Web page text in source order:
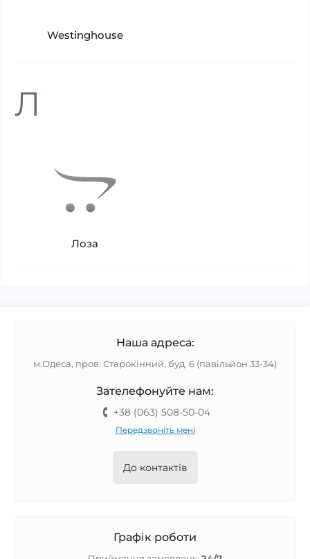
Westinghouse
Л
Лоза
Наша адреса:
м.Одеса, пров. Старокінний, буд. 6 (павільйон 33-34)
Зателефонуйте нам:
+38 (063) 508-50-04
Передзвоніть мені
До контактів
Графік роботи